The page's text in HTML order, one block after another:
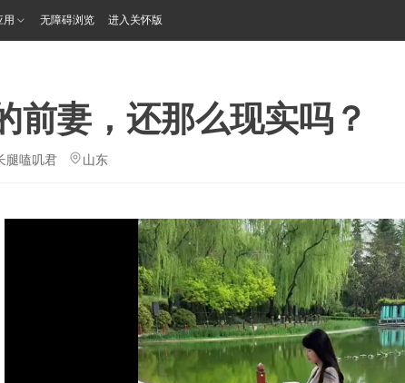
用 无障碍浏览 进入关怀版
前妻，还那么现实吗？
腿嗑叽君 山东